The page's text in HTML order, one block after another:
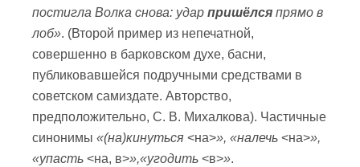
постигла Волка снова: ударпришёлся прямо в
лоб». (Второй пример из непечатной,
совершенно в барковском духе, басни,
публиковавшейся подручными средствами в
советском самиздате. Авторство,
предположительно, С. В. Михалкова). Частичные
синонимы«(на)кинуться<на>», «налечь<на>»,
«упасть<на, в>»,«угодить<в>».